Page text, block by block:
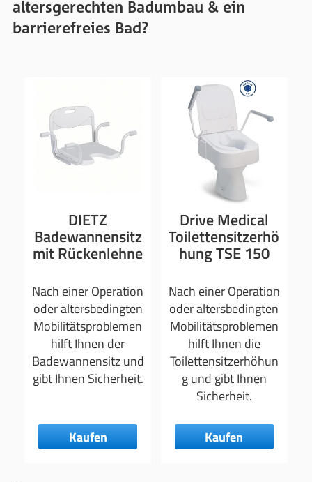
altersgerechten Badumbau & ein
barrierefreies Bad?
DIETZ
Badewannensitz
mit Rückenlehne
Nach einer Operation
oder altersbedingten
Mobilitätsproblemen
hilft Ihnen der
Badewannensitz und
gibt Ihnen Sicherheit.
Kaufen
Drive Medical
Toilettensitzerhö
hung TSE 150
Nach einer Operation
oder altersbedingten
Mobilitätsproblemen
hilft Ihnen die
Toilettensitzerhöhun
g und gibt Ihnen
Sicherheit.
Kaufen